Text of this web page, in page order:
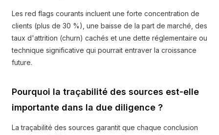
Les red flags courants incluent une forte concentration de
clients (plus de 30 %), une baisse de la part de marché, des
taux d'attrition (churn) cachés et une dette réglementaire ou
technique significative qui pourrait entraver la croissance
future.
Pourquoi la traçabilité des sources est-elle
importante dans la due diligence ?
La traçabilité des sources garantit que chaque conclusion